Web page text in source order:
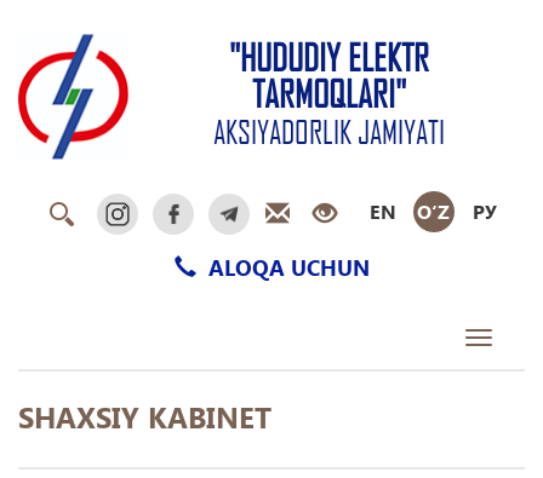
"HUDUDIY ELEKTR
TARMOQLARI"
AKSIYADORLIK JAMIYATI
EN O‘Z РУ
ALOQA UCHUN
Toggle
SHAXSIY KABINET